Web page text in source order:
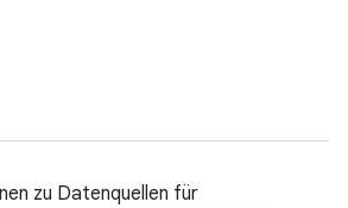
zu Datenquellen für